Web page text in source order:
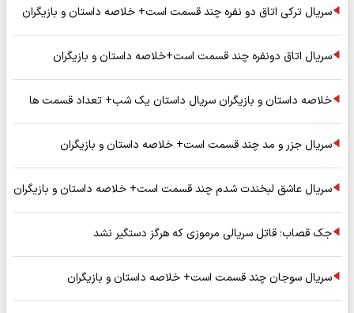
سریال ترکی اتاق دو نفره چند قسمت است+ خلاصه داستان و بازیگران
سریال اتاق دونفره چند قسمت است+خلاصه داستان و بازیگران
خلاصه داستان و بازیگران سریال داستان یک شب+ تعداد قسمت ها
سریال جزر و مد چند قسمت است+ خلاصه داستان و بازیگران
سریال عاشق لبخندت شدم چند قسمت است+ خلاصه داستان و بازیگران
جک قصاب؛ قاتل سریالی مرموزی که هرگز دستگیر نشد
سریال سوجان چند قسمت است+ خلاصه داستان و بازیگران